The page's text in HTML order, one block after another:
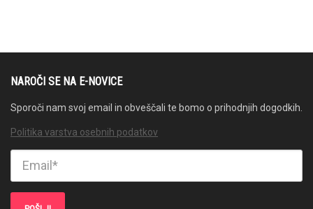
NAROČI SE NA E-NOVICE
Sporoči nam svoj email in obveščali te bomo o prihodnjih dogodkih.
Politika varstva osebnih podatkov